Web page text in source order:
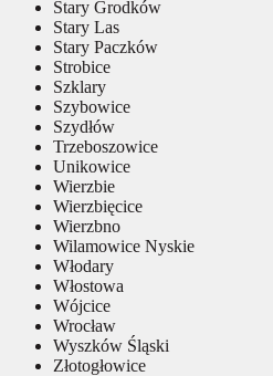
Stary Grodków
Stary Las
Stary Paczków
Strobice
Szklary
Szybowice
Szydłów
Trzeboszowice
Unikowice
Wierzbie
Wierzbięcice
Wierzbno
Wilamowice Nyskie
Włodary
Włostowa
Wójcice
Wrocław
Wyszków Śląski
Złotogłowice